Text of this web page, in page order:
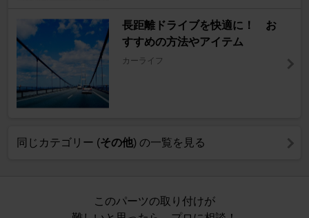
長距離ドライブを快適に！ お
すすめの方法やアイテム
カーライフ
同じカテゴリー (その他) の一覧を見る
このパーツの取り付けが